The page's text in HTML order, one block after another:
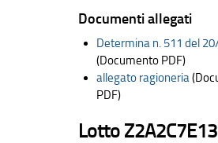
Documenti allegati
Determina n. 511 del
(Documento PDF)
allegato ragioneria
PDF)
Lotto